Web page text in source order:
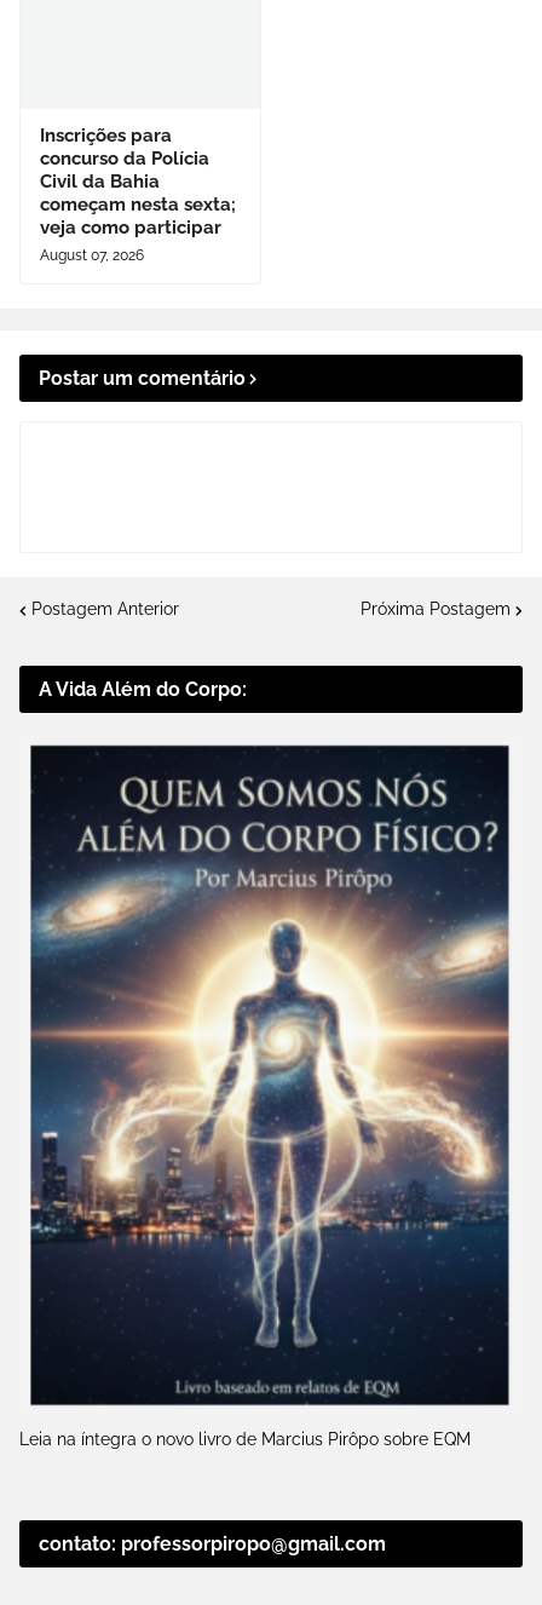
Inscrições para
concurso da Polícia
Civil da Bahia
começam nesta sexta;
veja como participar
August 07, 2026
Postar um comentário
Postagem Anterior Próxima Postagem
A Vida Além do Corpo:
Leia na íntegra o novo livro de Marcius Pirôpo sobre EQM
contato: professorpiropo@gmail.com